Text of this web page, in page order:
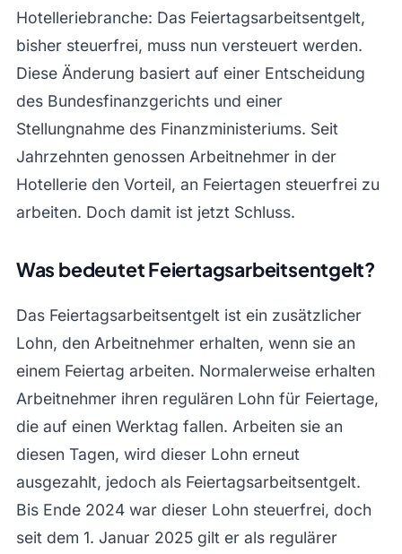
Hotelleriebranche: Das Feiertagsarbeitsentgelt,
bisher steuerfrei, muss nun versteuert werden.
Diese Änderung basiert auf einer Entscheidung
des Bundesfinanzgerichts und einer
Stellungnahme des Finanzministeriums. Seit
Jahrzehnten genossen Arbeitnehmer in der
Hotellerie den Vorteil, an Feiertagen steuerfrei zu
arbeiten. Doch damit ist jetzt Schluss.
Was bedeutet Feiertagsarbeitsentgelt?
Das Feiertagsarbeitsentgelt ist ein zusätzlicher
Lohn, den Arbeitnehmer erhalten, wenn sie an
einem Feiertag arbeiten. Normalerweise erhalten
Arbeitnehmer ihren regulären Lohn für Feiertage,
die auf einen Werktag fallen. Arbeiten sie an
diesen Tagen, wird dieser Lohn erneut
ausgezahlt, jedoch als Feiertagsarbeitsentgelt.
Bis Ende 2024 war dieser Lohn steuerfrei, doch
seit dem 1. Januar 2025 gilt er als regulärer